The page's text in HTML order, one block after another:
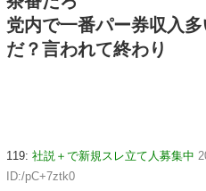
党内で一番パー券収入
だ？言われて終わり
119: 社説＋で新規スレ立て人募集中
ID:/pC+7ztk0